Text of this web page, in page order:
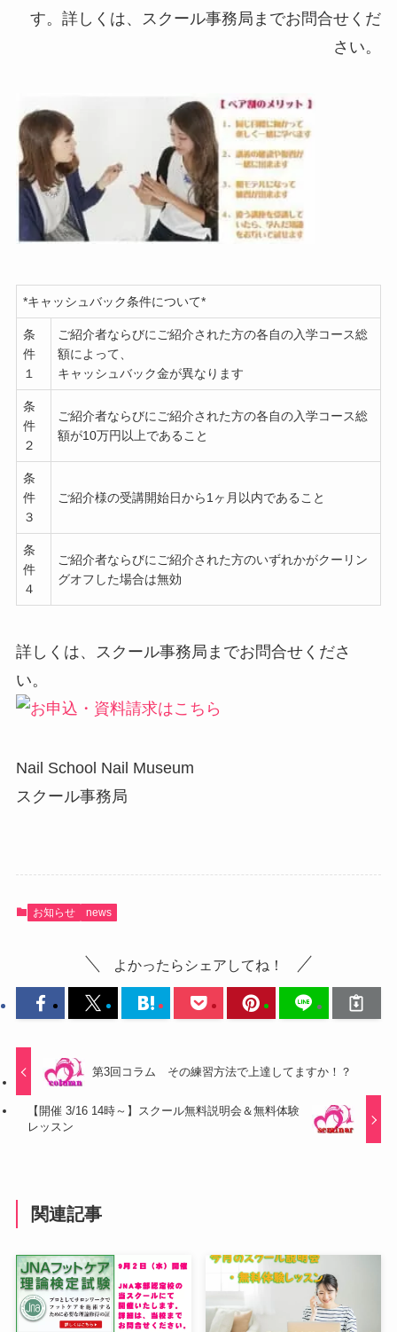
す。詳しくは、スクール事務局までお問合せくだ
さい。
*キャッシュバック条件について*
条
件
１
ご紹介者ならびにご紹介された方の各自の入学コース総
額によって、
キャッシュバック金が異なります
条
件
２
ご紹介者ならびにご紹介された方の各自の入学コース総
額が10万円以上であること
条
件
３
ご紹介様の受講開始日から1ヶ月以内であること
条
件
４
ご紹介者ならびにご紹介された方のいずれかがクーリン
グオフした場合は無効
詳しくは、スクール事務局までお問合せくださ
い。
Nail School Nail Museum
スクール事務局
お知らせ news
よかったらシェアしてね！
第3回コラム その練習方法で上達してますか！？
【開催 3/16 14時～】スクール無料説明会＆無料体験
レッスン
関連記事